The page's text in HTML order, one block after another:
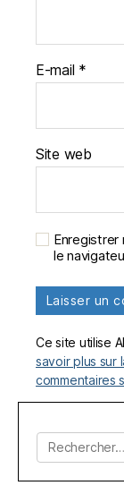
E-mail *
Site web
Enregistrer
le
Ce site utilise
savoir plus sur
commentaires
Rechercher :